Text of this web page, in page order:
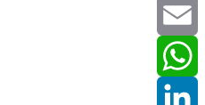
Twitter
Email
WhatsApp